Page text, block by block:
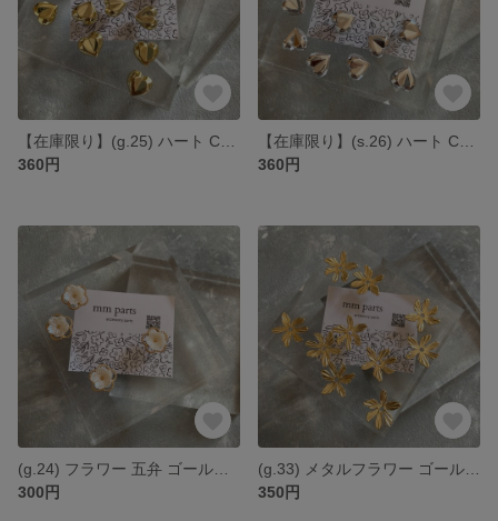
360円
360円
300円
350円